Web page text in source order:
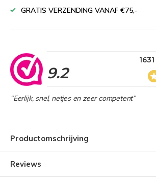
GRATIS VERZENDING VANAF €75,-
9.2
“Eerlijk, snel, netjes en zeer competent”
Productomschrijving
Reviews